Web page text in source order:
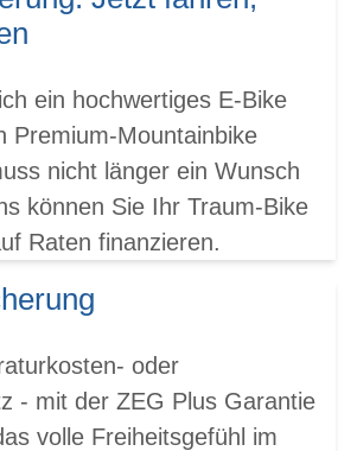
ein hochwertiges E-Bike
Premium-Mountainbike
nicht länger ein Wunsch
können Sie Ihr Traum-Bike
Raten finanzieren.
oder
- mit der ZEG Plus Garantie
volle Freiheitsgefühl im